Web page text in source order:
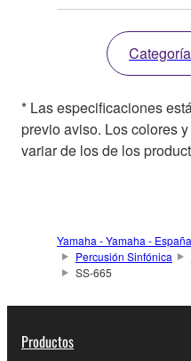
* Las especificaciones
previo aviso. Los colores
variar de los de los
Yamaha - Yamaha - España
Percusión Sinfónica
SS-665
Productos